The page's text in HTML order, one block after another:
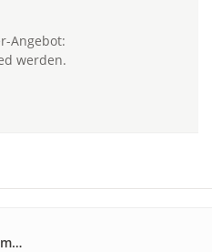
Angebot:
werden.